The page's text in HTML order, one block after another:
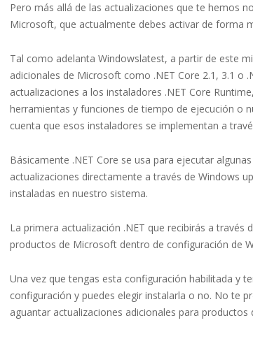
Pero más allá de las actualizaciones que te hemos
Microsoft, que actualmente debes activar de forma
Tal como adelanta Windowslatest, a partir de este
adicionales de Microsoft como .NET Core 2.1, 3.1 o
actualizaciones a los instaladores .NET Core
herramientas y funciones de tiempo de ejecución o
cuenta que esos instaladores se implementan a
Básicamente .NET Core se usa para ejecutar
actualizaciones directamente a través de Windows
instaladas en nuestro sistema.
La primera actualización .NET que recibirás a
productos de Microsoft dentro de configuración de
Una vez que tengas esta configuración habilitada y
configuración y puedes elegir instalarla o no. No te
aguantar actualizaciones adicionales para